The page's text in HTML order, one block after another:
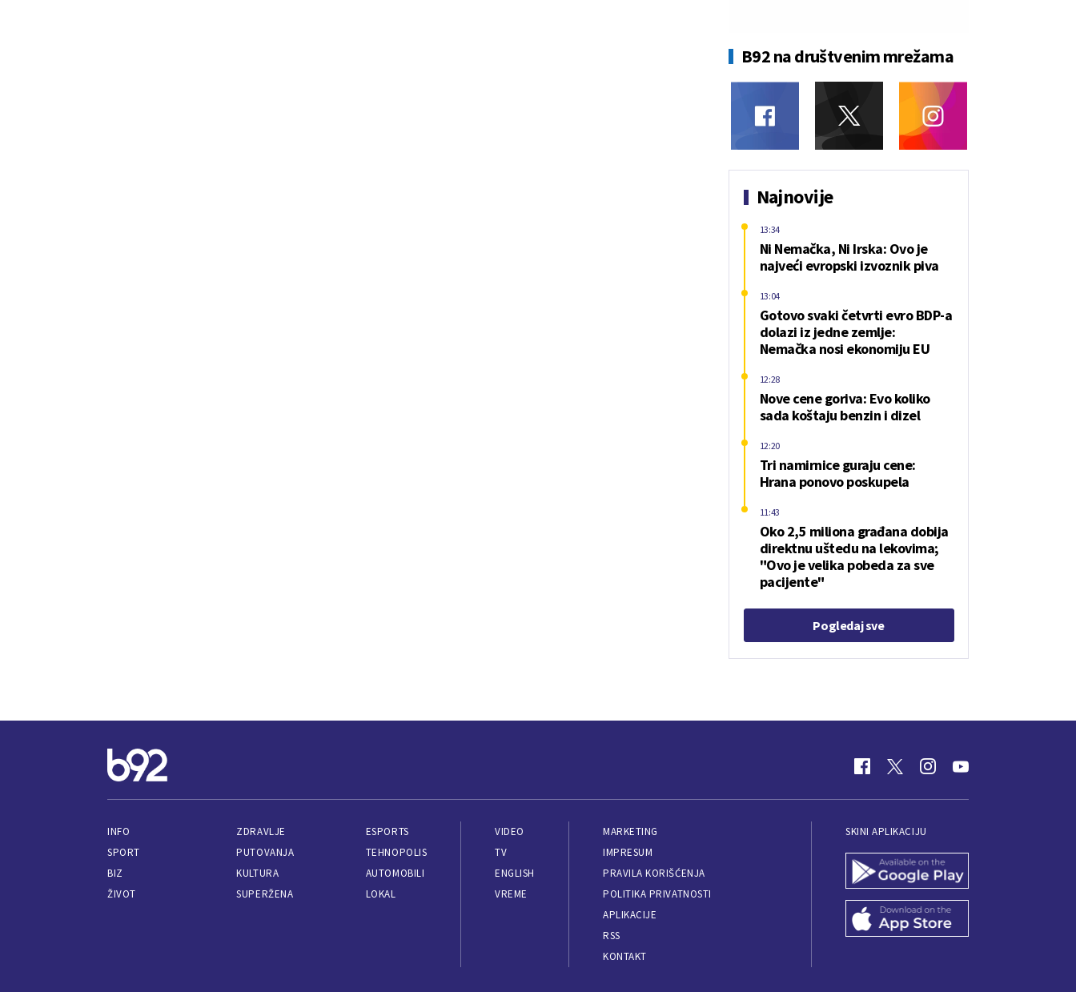
B92 na društvenim mrežama
Najnovije
Ni Nemačka, Ni Irska: Ovo je
najveći evropski izvoznik piva
13:34
Gotovo svaki četvrti evro BDP-a
dolazi iz jedne zemlje:
Nemačka nosi ekonomiju EU
13:04
Nove cene goriva: Evo koliko
sada koštaju benzin i dizel
12:28
Tri namirnice guraju cene:
Hrana ponovo poskupela
12:20
Oko 2,5 miliona građana dobija
direktnu uštedu na lekovima;
"Ovo je velika pobeda za sve
pacijente"
11:43
Pogledaj sve
INFO
SPORT
BIZ
ŽIVOT
ZDRAVLJE
PUTOVANJA
KULTURA
SUPERŽENA
ESPORTS
TEHNOPOLIS
AUTOMOBILI
LOKAL
VIDEO
TV
ENGLISH
VREME
MARKETING
IMPRESUM
PRAVILA KORIŠĆENJA
POLITIKA PRIVATNOSTI
APLIKACIJE
RSS
KONTAKT
SKINI APLIKACIJU